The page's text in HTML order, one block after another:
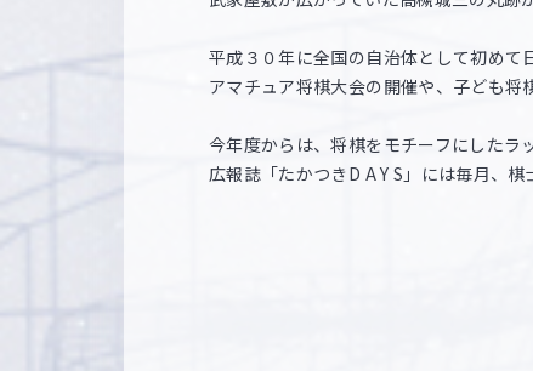
平成３０年に全国の自治体として初めて
アマチュア将棋大会の開催や、子ども将
今年度からは、将棋をモチーフにしたラ
広報誌「たかつきD A Y S」には毎月、